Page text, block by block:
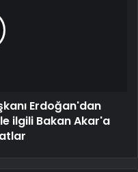
Erdoğan'dan
ilgili Bakan Akar'a